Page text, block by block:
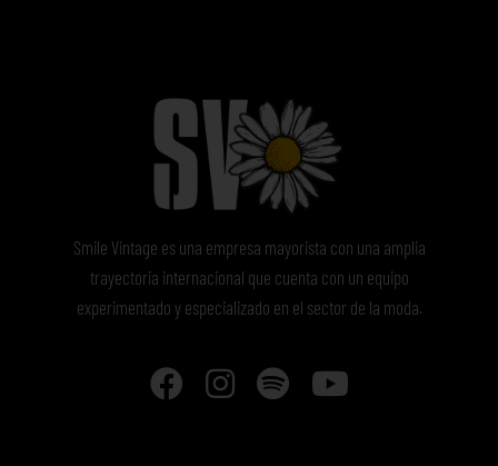
Smile Vintage es una empresa mayorista con una amplia
trayectoria internacional que cuenta con un equipo
experimentado y especializado en el sector de la moda.